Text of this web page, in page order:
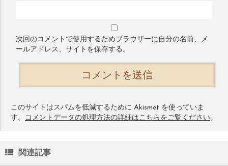
次回のコメントで使用するためブラウザーに自分の名前、メ
ールアドレス、サイトを保存する。
このサイトはスパムを低減するために Akismet を使っていま
す。
コメントデータの処理方法の詳細はこちらをご覧ください。
関連記事